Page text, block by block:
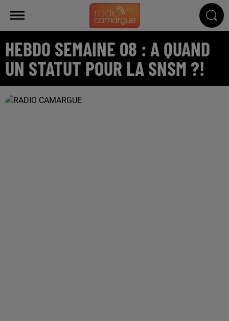
HEBDO SEMAINE 08 : A QUAND
UN STATUT POUR LA SNSM ?!